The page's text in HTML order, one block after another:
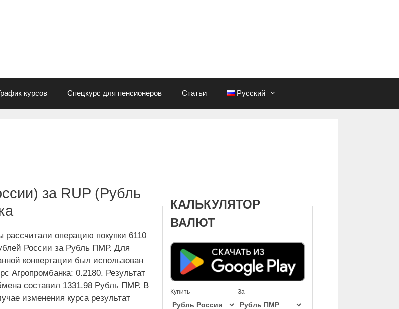
курсов Спецкурс для пенсионеров Статьи Русский
за RUP (Рубль
рассчитали операцию покупки 6110
России за Рубль ПМР. Для
конвертации был использован
Агропромбанка: 0.2180. Результат
составил 1331.98 Рубль ПМР. В
изменения курса результат
КАЛЬКУЛЯТОР
ВАЛЮТ
Купить За